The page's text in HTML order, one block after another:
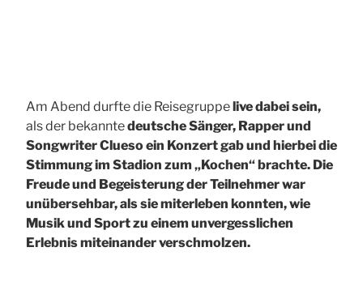
Am Abend durfte die Reisegruppelive dabei sein,
als der bekanntedeutsche Sänger, Rapper und
Songwriter Clueso ein Konzert gab und hierbei die
Stimmung im Stadion zum „Kochen“ brachte. Die
Freude und Begeisterung der Teilnehmer war
unübersehbar, als sie miterleben konnten, wie
Musik und Sport zu einem unvergesslichen
Erlebnis miteinander verschmolzen.